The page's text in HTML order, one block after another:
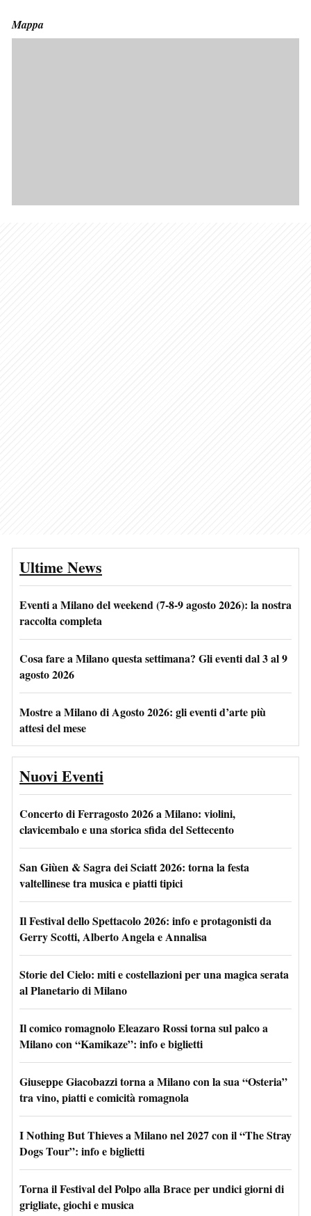
Mappa
Ultime News
Eventi a Milano del weekend (7-8-9 agosto 2026): la nostra
raccolta completa
Cosa fare a Milano questa settimana? Gli eventi dal 3 al 9
agosto 2026
Mostre a Milano di Agosto 2026: gli eventi d’arte più
attesi del mese
Nuovi Eventi
Concerto di Ferragosto 2026 a Milano: violini,
clavicembalo e una storica sfida del Settecento
San Giùen & Sagra dei Sciatt 2026: torna la festa
valtellinese tra musica e piatti tipici
Il Festival dello Spettacolo 2026: info e protagonisti da
Gerry Scotti, Alberto Angela e Annalisa
Storie del Cielo: miti e costellazioni per una magica serata
al Planetario di Milano
Il comico romagnolo Eleazaro Rossi torna sul palco a
Milano con “Kamikaze”: info e biglietti
Giuseppe Giacobazzi torna a Milano con la sua “Osteria”
tra vino, piatti e comicità romagnola
I Nothing But Thieves a Milano nel 2027 con il “The Stray
Dogs Tour”: info e biglietti
Torna il Festival del Polpo alla Brace per undici giorni di
grigliate, giochi e musica